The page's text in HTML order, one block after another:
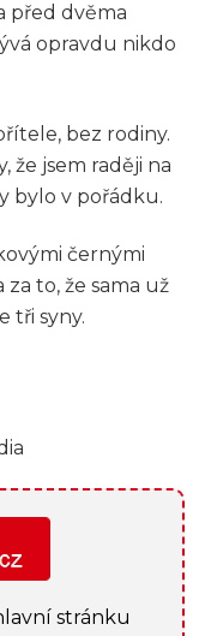
před dvěma
opravdu nikdo
bez rodiny.
že jsem raději na
bylo v pořádku.
černými
to, že sama už
tři syny.
stránku